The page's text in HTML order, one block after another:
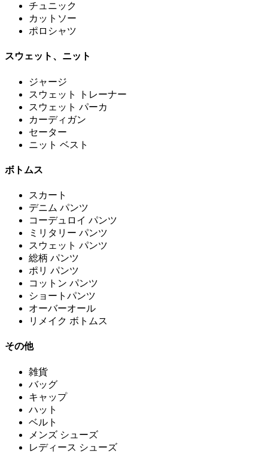
チュニック
カットソー
ポロシャツ
スウェット、ニット
ジャージ
スウェット トレーナー
スウェット パーカ
カーディガン
セーター
ニット ベスト
ボトムス
スカート
デニム パンツ
コーデュロイ パンツ
ミリタリー パンツ
スウェット パンツ
総柄 パンツ
ポリ パンツ
コットン パンツ
ショートパンツ
オーバーオール
リメイク ボトムス
その他
雑貨
バッグ
キャップ
ハット
ベルト
メンズ シューズ
レディース シューズ